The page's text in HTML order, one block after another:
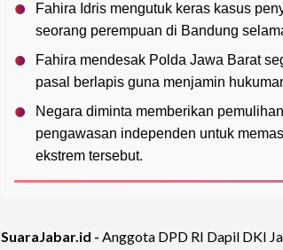
Fahira Idris mengutuk keras kasus
seorang perempuan di Bandung
Fahira mendesak Polda Jawa Barat
pasal berlapis guna menjamin
Negara diminta memberikan
pengawasan independen untuk
ekstrem tersebut.
SuaraJabar.id - Anggota DPD RI Dapil DKI